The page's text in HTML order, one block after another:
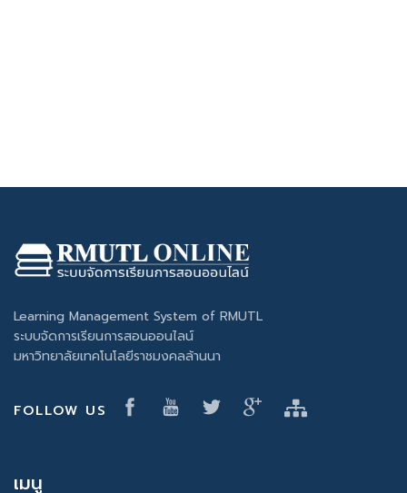
Learning Management System of RMUTL
ระบบจัดการเรียนการสอนออนไลน์
มหาวิทยาลัยเทคโนโลยีราชมงคลล้านนา
FOLLOW US
เมนู